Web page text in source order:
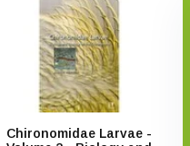
Chironomidae Larvae -